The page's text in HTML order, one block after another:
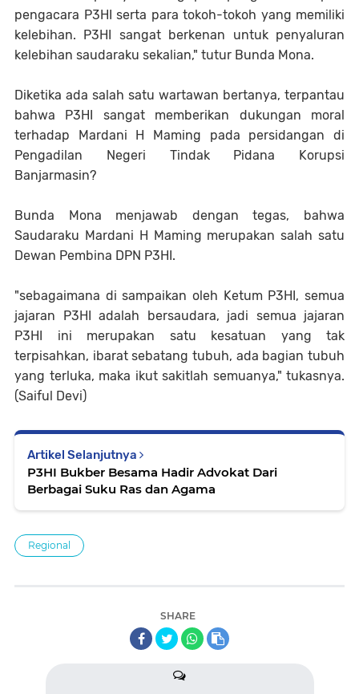
pengacara P3HI serta para tokoh-tokoh yang memiliki
kelebihan. P3HI sangat berkenan untuk penyaluran
kelebihan saudaraku sekalian," tutur Bunda Mona.
Diketika ada salah satu wartawan bertanya, terpantau
bahwa P3HI sangat memberikan dukungan moral
terhadap Mardani H Maming pada persidangan di
Pengadilan Negeri Tindak Pidana Korupsi
Banjarmasin?
Bunda Mona menjawab dengan tegas, bahwa
Saudaraku Mardani H Maming merupakan salah satu
Dewan Pembina DPN P3HI.
"sebagaimana di sampaikan oleh Ketum P3HI, semua
jajaran P3HI adalah bersaudara, jadi semua jajaran
P3HI ini merupakan satu kesatuan yang tak
terpisahkan, ibarat sebatang tubuh, ada bagian tubuh
yang terluka, maka ikut sakitlah semuanya," tukasnya.
(Saiful Devi)
Artikel Selanjutnya
P3HI Bukber Besama Hadir Advokat Dari
Berbagai Suku Ras dan Agama
Regional
SHARE